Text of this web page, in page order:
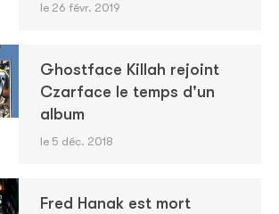
le 26 févr. 2019
Ghostface Killah rejoint
Czarface le temps d'un
album
le 5 déc. 2018
Fred Hanak est mort